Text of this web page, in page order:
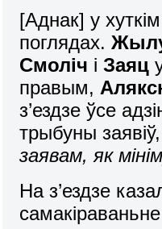
[Аднак] у
поглядах.
Смоліч і Заяц
правым,
з’ездзе ўсе
трыбуны
заявам, як
На з’ездзе